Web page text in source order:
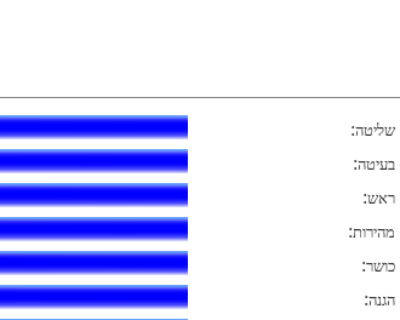
שליטה:
בעיטה:
ראש:
מהירות:
כושר:
הגנה: